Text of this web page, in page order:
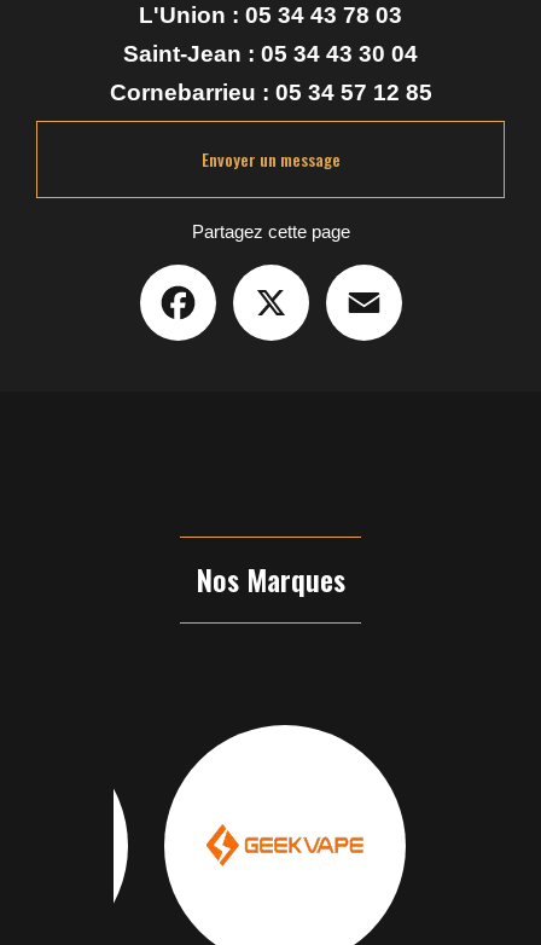
L'Union : 05 34 43 78 03
Saint-Jean : 05 34 43 30 04
Cornebarrieu : 05 34 57 12 85
Envoyer un message
Partagez cette page
Facebook
Nos Marques